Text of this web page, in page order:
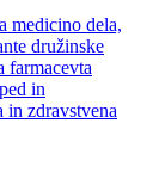
medicino dela,
družinske
farmacevta
in
in zdravstvena